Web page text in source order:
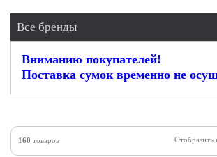
Все бренды
Вниманию покупателей!
Поставка сумок временно не
160 товаров Отобразить